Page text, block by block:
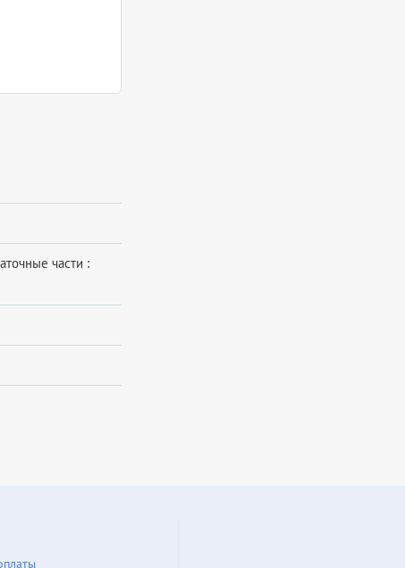
части :